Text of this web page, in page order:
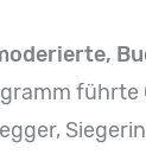
führte